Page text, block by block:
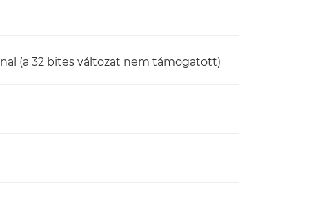
(a 32 bites változat nem támogatott)